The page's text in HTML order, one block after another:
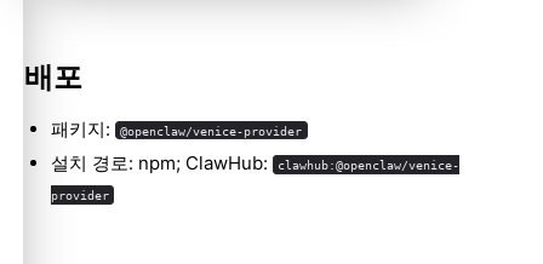
배포
패키지: @openclaw/venice-provider
설치 경로: npm; ClawHub: clawhub:@openclaw/venice-
provider